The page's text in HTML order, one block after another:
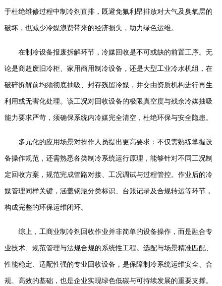
于杜绝维修过程中制冷剂直排，既避免氟利昂排放对大气及臭氧层的
破坏，也减少冷媒浪费带来的经济损失，助力绿色运维。
在制冷设备报废拆解环节，冷媒回收是不可或缺的前置工序。无
论是商超废旧冷柜、家用商用制冷设备，还是大型工业冷水机组，在
破碎拆解前均须彻底抽吸、封存残留冷媒，并交由资质机构进行再生
利用或无害化处理。该工况对回收设备的极限真空度与残余冷媒抽吸
能力要求严苛，须确保系统内冷媒完全清空，杜绝环保与安全隐患。
多元化的应用场景对操作人员提出更高要求：不仅需熟练掌握设
备操作规范，还需熟悉各类制冷系统运行原理，能够针对不同工况制
定回收方案，规范完成管路对接、工况调试与过程管控。作业后的冷
媒管理同样关键，涵盖钢瓶分类标识、台账记录及合规转运等环节，
构成完整的环保运维闭环。
综上，工商业制冷剂回收作业并非简单的设备操作，而是融合专
业技术、规范管理与法规合规的系统性工程。选配与场景精准匹配、
性能稳定、适配性强的专业回收设备，是保障制冷系统运维安全、合
规、高效的基础，也是企业实现绿色低碳与可持续发展的重要支撑。